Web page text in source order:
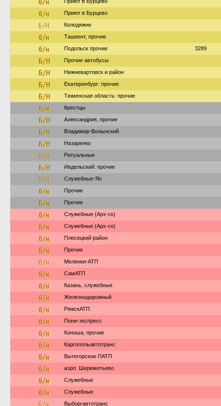
б/н Приют в Бурцево
Б/Н Колодяжне
б/н Ташкент, прочие
б/н Подольск прочие 3289
Б/Н Прочие автобусы
Б/Н Нижневартовск и район
Б/Н Екатеринбург: прочие
Б/Н Тюменская область: прочие
б/н Крестцы
Б/Н Александрия, прочие
Б/Н Владимир-Волынский
Б/Н Назаренко
б/н Ритуальные
Б/Н Ивдельский: прочие
Б/Н Служебные-Яс
б/н Прочие
Б/н Прочие
б/н Служебные (Арх-ск)
б/н Служебные (Арх-ск)
б/н Плесецкий район
б/н Прочие
б/н Меленки-АТП
б/н СамАТП
б/н Казань, служебные
б/н Железнодорожный
б/н РяжскАТП
б/н Пони-экспресс
б/н Коноша, прочие
б/н Каргопольавтотранс
б/н Вытегорское ПАТП
б/н аэрп. Шереметьево
б/н Служебные
б/н Служебные
Б/н Выборгавтотранс